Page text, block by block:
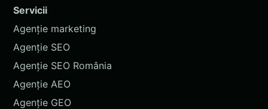
Servicii
Agenție marketing
Agenție SEO
Agenție SEO România
Agenție AEO
Agenție GEO